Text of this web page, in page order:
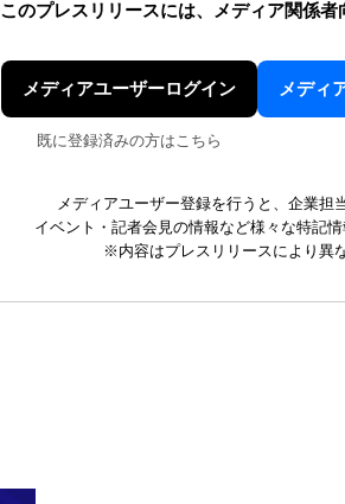
このプレスリリースには、 メディア関係
メディアユーザーログイン
既に登録済みの方はこちら
メディ
メディアユーザー登録を行うと、企業担
イベント・記者会見の情報など様々な特記情
※内容はプレスリリースにより異